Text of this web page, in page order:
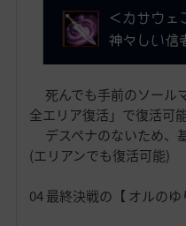
死んでも手前のソール
全エリア復活」で復活可能
デスペナのないため、
(エリアンでも復活可能)
04 最終決戦の【 オルの